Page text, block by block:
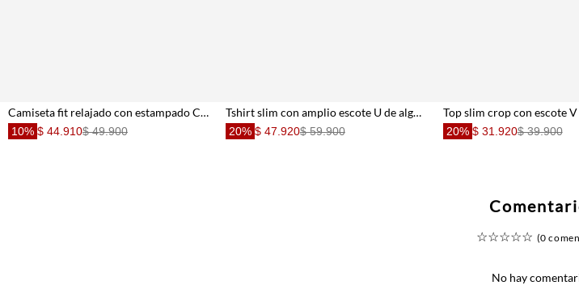
Camiseta fit relajado con estampado Cartagena en marfil para mujer
10% $ 44.910$ 49.900
Tshirt slim con amplio escote U de algodón café para mujer
20% $ 47.920$ 59.900 20% $ 31.920$ 39.900
☆☆☆☆☆ (0
No hay